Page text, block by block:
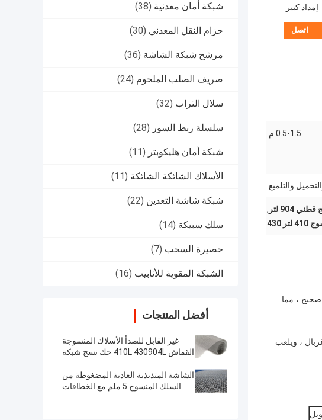
شبكة أمان معدنية (38)
حزام النقل المعدني (30)
مرشح شبكة الشاشة (36)
صريف الصلب الملحوم (24)
سلال التراب (32)
سلسلة ربط السور (28)
شبكة أمان هليكوبتر (11)
الأسلاك الشائكة الشائكة (11)
شبكة شاشة التعدين (22)
سلك سبيكة (14)
حصيرة السحب (7)
الشبكة المقوية للأنابيب (16)
أفضل المنتجات
غير القابل للصدأ الأسلاك المنسوجة
القماش 410L 430904L حك نسج شبكة
الشاشة المتذبذبة العادية المضغوطة من
السلك المنسوج 5 ملم مع الخطافات
إمداد كبير
اتصل
0.5-1.5 م.
والتلميع.
لتر
,
430
، مما
، ويلعب